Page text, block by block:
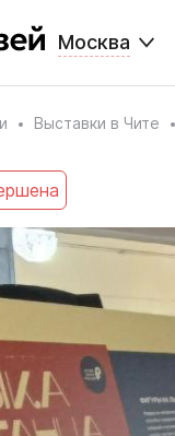
Москва
Выставки в Чите